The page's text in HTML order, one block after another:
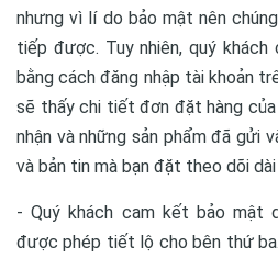
nhưng vì lí do bảo mật nên
tiếp được. Tuy nhiên, quý
bằng cách đăng nhập tài khoản
sẽ thấy chi tiết đơn đặt hàng của
nhận và những sản phẩm đã gửi
và bản tin mà bạn đặt theo dõi dài
- Quý khách cam kết bảo mật
được phép tiết lộ cho bên thứ